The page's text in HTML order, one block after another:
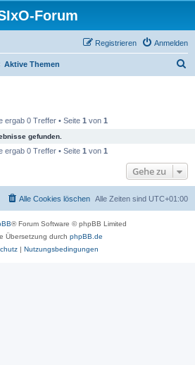
Forum
Anmelden
Registrieren
Aktive Themen
ergab 0 Treffer • Seite 1 von 1
gefunden.
ergab 0 Treffer • Seite 1 von 1
Gehe zu
Alle Zeiten sind UTC+01:00
Alle Cookies löschen
® Forum Software © phpBB Limited
Übersetzung durch phpBB.de
| Nutzungsbedingungen